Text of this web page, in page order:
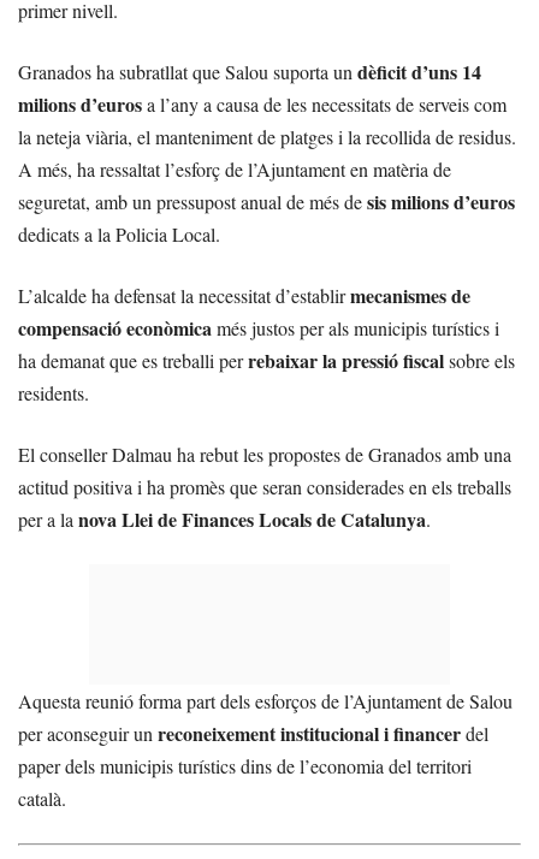
primer nivell.
Granados ha subratllat que Salou suporta un dèficit d’uns 14
milions d’eurosa l’any a causa de les necessitats de serveis com
la neteja viària, el manteniment de platges i la recollida de residus.
A més, ha ressaltat l’esforç de l’Ajuntament en matèria de
seguretat, amb un pressupost anual de més desis milions d’euros
dedicats a la Policia Local.
L’alcalde ha defensat la necessitat d’establirmecanismes de
compensació econòmicamés justos per als municipis turístics i
ha demanat que es treballi perrebaixar la pressió fiscalsobre els
residents.
El conseller Dalmau ha rebut les propostes de Granados amb una
actitud positiva i ha promès que seran considerades en els treballs
per a la nova Llei de Finances Locals de Catalunya.
Aquesta reunió forma part dels esforços de l’Ajuntament de Salou
per aconseguir un reconeixement institucional i financerdel
paper dels municipis turístics dins de l’economia del territori
català.